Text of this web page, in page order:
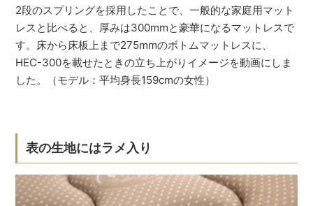
2段のスプリングを採用したことで、一般的な家庭用マット
レスと比べると、厚みは300mmと豪華になるマットレスで
す。床から床板上まで275mmのボトムマットレスに、
HEC-300を載せたときの立ち上がりイメージを動画にしま
した。（モデル：平均身長159cmの女性）
表の生地にはラメ入り